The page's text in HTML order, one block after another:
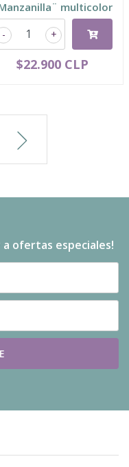
multicolor
+
-
$22.900 CLP
ofertas especiales!